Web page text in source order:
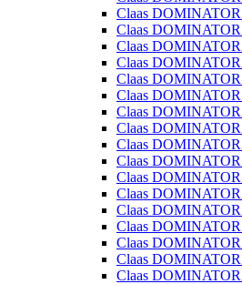
Claas
Claas
Claas DOMINATOR
Claas
Claas DOMINATOR
Claas DOMINATOR
Claas DOMINATOR
Claas DOMINATOR
Claas DOMINATOR
Claas DOMINATOR
Claas DOMINATOR
Claas DOMINATOR
Claas DOMINATOR
Claas
Claas
Claas
Claas